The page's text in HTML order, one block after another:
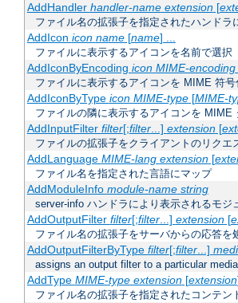
AddHandler handler-name extension[
ファイル名の拡張子を指定されたハンドラ
AddIcon icon name[name] ...
ファイルに表示するアイコンを名前で選択
AddIconByEncoding icon MIME-encoding
ファイルに表示するアイコンを MIME 符号
AddIconByType icon MIME-type[MIME-
ファイルの隣に表示するアイコンを MIME
AddInputFilter filter[;filter...] extension[
ファイルの拡張子をクライアントのリク
AddLanguage MIME-lang extension[
ファイル名を指定された言語にマップ
AddModuleInfo module-name string
server-info ハンドラにより表示されるモ
AddOutputFilter filter[;filter...] extension[
ファイル名の拡張子をサーバからの応答
AddOutputFilterByType filter[;filter...]
assigns an output filter to a particular
AddType MIME-type extension[extension
ファイル名の拡張子を指定されたコンテン